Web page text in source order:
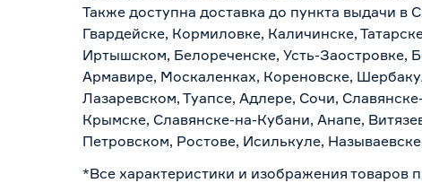
Также доступна доставка до пункта выдачи в
Гвардейске, Кормиловке, Каличинске,
Иртышском, Белореченске, Усть-Заостровке,
Армавире, Москаленках, Кореновске,
Лазаревском, Туапсе, Адлере, Сочи,
Крымске, Славянске-на-Кубани, Анапе,
Петровском, Ростове, Исилькуле,
*Все характеристики и изображения товаров